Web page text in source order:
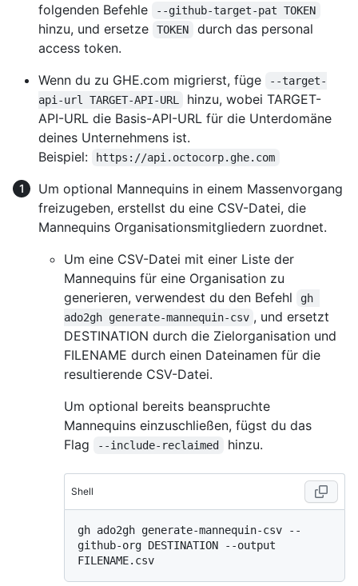
folgenden Befehle
--github-target-pat TOKEN
hinzu, und ersetze TOKEN
durch das personal
access token.
Wenn du zu GHE.com migrierst, füge
--target-
api-url TARGET-API-URL
hinzu, wobei TARGET-
API-URL die Basis-API-URL für die Unterdomäne
deines Unternehmens ist.
Beispiel:
https://api.octocorp.ghe.com
Um optional Mannequins in einem Massenvorgang
freizugeben, erstellst du eine CSV-Datei, die
Mannequins Organisationsmitgliedern zuordnet.
Um eine CSV-Datei mit einer Liste der
Mannequins für eine Organisation zu
generieren, verwendest du den Befehl
gh
ado2gh generate-mannequin-csv , und ersetzt
DESTINATION durch die Zielorganisation und
FILENAME durch einen Dateinamen für die
resultierende CSV-Datei.
Um optional bereits beanspruchte
Mannequins einzuschließen, fügst du das
Flag
--include-reclaimed hinzu.
Shell
gh ado2gh generate-mannequin-csv --
github-org DESTINATION --output